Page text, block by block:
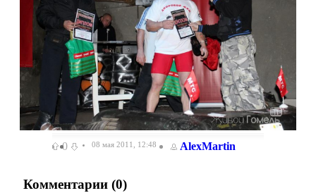
0 08 мая 2011, 12:48 AlexMartin
Комментарии (0)